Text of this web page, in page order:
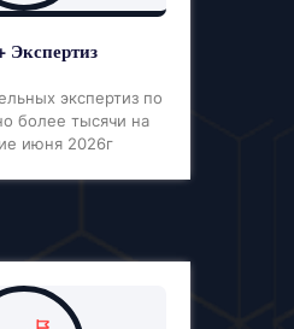
Экспертиз
экспертиз по
более тысячи на
июня 2026г